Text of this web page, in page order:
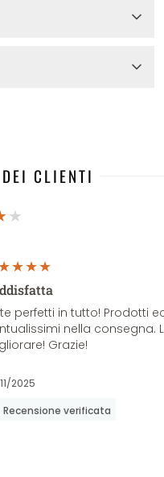
CLIENTI
perfetti in tutto! Prodotti
nella consegna.
Grazie!
2025
Recensione verificata